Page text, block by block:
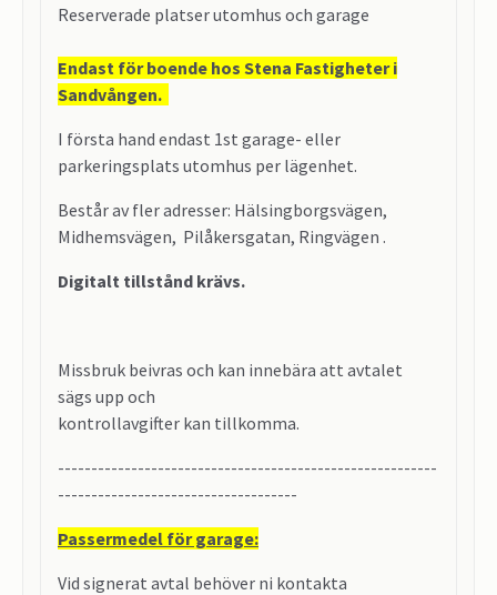
Reserverade platser utomhus och garage
Endast för boende hos Stena Fastigheter i
Sandvången.
I första hand endast 1st garage- eller
parkeringsplats utomhus per lägenhet.
Består av fler adresser: Hälsingborgsvägen,
Midhemsvägen, Pilåkersgatan, Ringvägen .
Digitalt tillstånd krävs.
Missbruk beivras och kan innebära att avtalet
sägs upp och
kontrollavgifter kan tillkomma.
---------------------------------------------------------
------------------------------------
Passermedel för garage:
Vid signerat avtal behöver ni kontakta